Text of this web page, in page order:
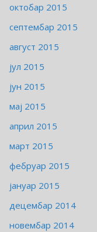
октобар 2015
септембар 2015
август 2015
јул 2015
јун 2015
мај 2015
април 2015
март 2015
фебруар 2015
јануар 2015
децембар 2014
новембар 2014